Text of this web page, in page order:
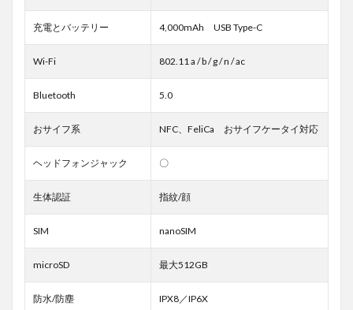
充電とバッテリー 4,000mAh USB Type-C
Wi-Fi 802.11 a / b / g / n / ac
Bluetooth 5.0
おサイフ系 NFC、FeliCa おサイフケータイ対応
ヘッドフォンジャック 〇
生体認証 指紋/顔
SIM nanoSIM
microSD 最大512GB
防水/防塵 IPX8／IP6X